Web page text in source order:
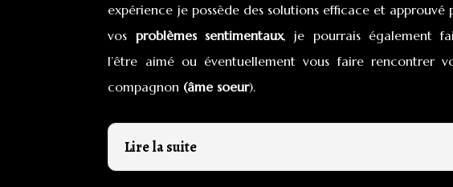
expérience je possède des solutions efficace et approuvé
vos problèmes sentimentaux, je pourrais également
l’être aimé ou éventuellement vous faire rencontrer
compagnon (âme soeur).
Lire la suite